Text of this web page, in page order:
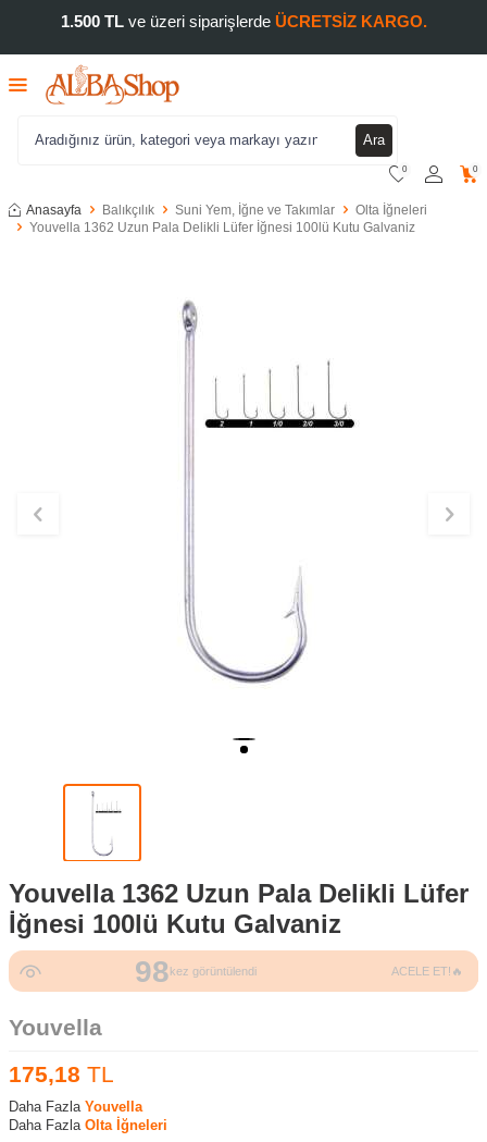
1.500 TLve üzeri siparişlerde ÜCRETSİZ KARGO.
Ara
0 0
Anasayfa Balıkçılık Suni Yem, İğne ve Takımlar
Olta İğneleri
Youvella 1362 Uzun Pala Delikli Lüfer İğnesi 100lü Kutu Galvaniz
Youvella 1362 Uzun Pala Delikli Lüfer
İğnesi 100lü Kutu Galvaniz
98 kez görüntülendi
5kez sepete eklendi ACELE ET!🔥
Youvella
175,18 TL
Daha Fazla Youvella
Daha Fazla Olta İğneleri